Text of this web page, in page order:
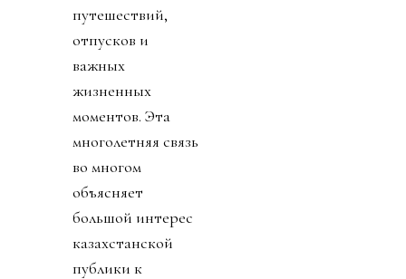
путешествий,
отпусков и
важных
жизненных
моментов. Эта
многолетняя связь
во многом
объясняет
большой интерес
казахстанской
публики к